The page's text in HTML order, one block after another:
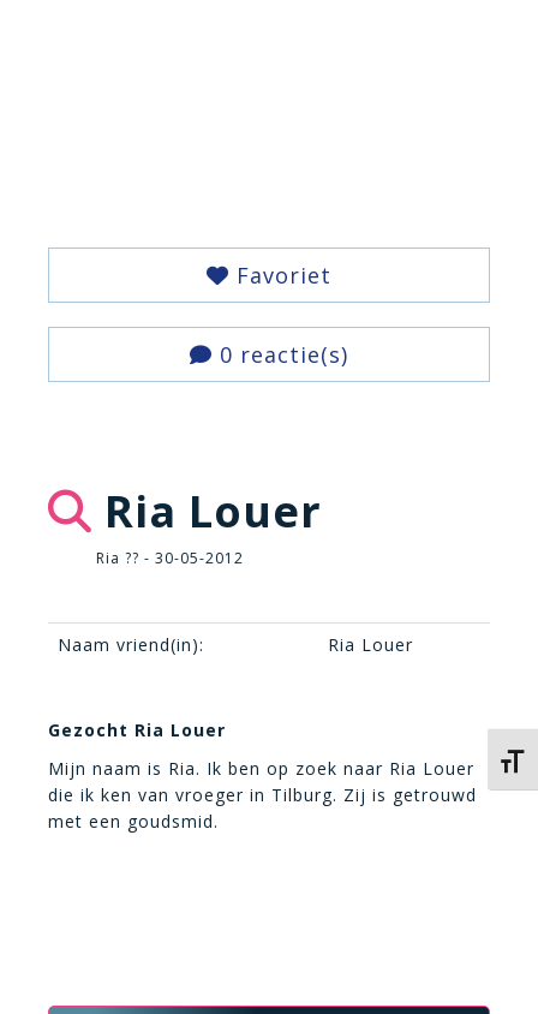
Favoriet
0 reactie(s)
Ria Louer
Ria ?? - 30-05-2012
Naam vriend(in): Ria Louer
Gezocht Ria Louer
Mijn naam is Ria. Ik ben op zoek naar Ria Louer
die ik ken van vroeger in Tilburg. Zij is getrouwd
met een goudsmid.